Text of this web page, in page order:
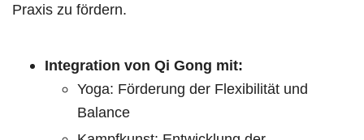
Praxis zu fördern.
Integration von Qi Gong mit:
Yoga: Förderung der Flexibilität und
Balance